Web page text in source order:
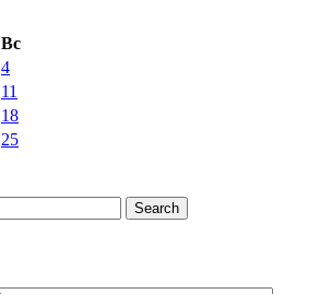
Вс
4
11
18
25
Search